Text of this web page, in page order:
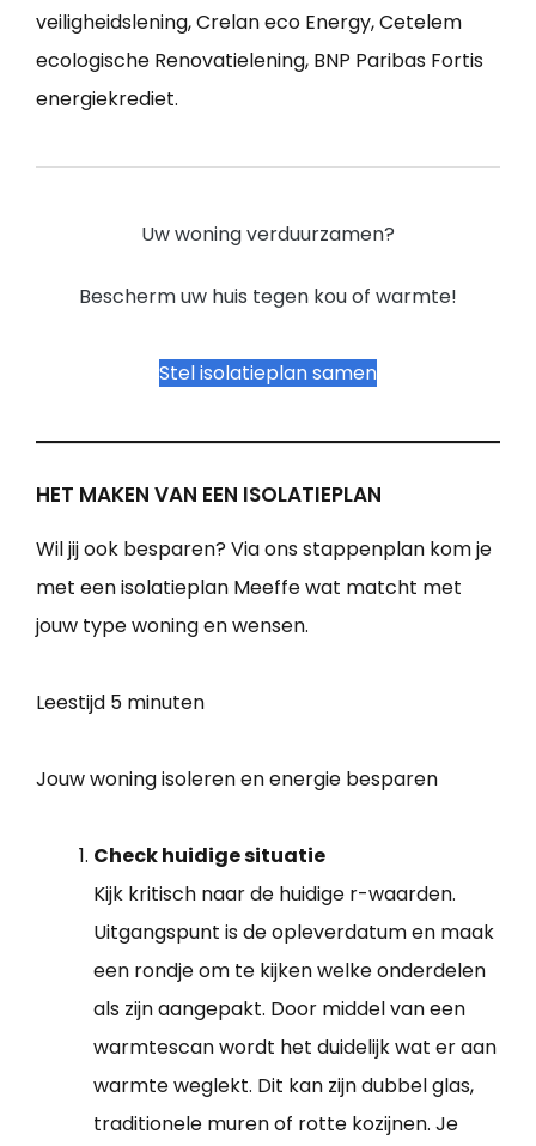
veiligheidslening, Crelan eco Energy, Cetelem
ecologische Renovatielening, BNP Paribas Fortis
energiekrediet.
Uw woning verduurzamen?
Bescherm uw huis tegen kou of warmte!
Stel isolatieplan samen
HET MAKEN VAN EEN ISOLATIEPLAN
Wil jij ook besparen? Via ons stappenplan kom je
met een isolatieplan Meeffe wat matcht met
jouw type woning en wensen.
Leestijd 5 minuten
Jouw woning isoleren en energie besparen
Check huidige situatie
Kijk kritisch naar de huidige r-waarden.
Uitgangspunt is de opleverdatum en maak
een rondje om te kijken welke onderdelen
als zijn aangepakt. Door middel van een
warmtescan wordt het duidelijk wat er aan
warmte weglekt. Dit kan zijn dubbel glas,
traditionele muren of rotte kozijnen. Je